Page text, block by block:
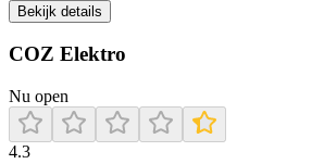
Bekijk details
COZ Elektro
Nu open
4.3